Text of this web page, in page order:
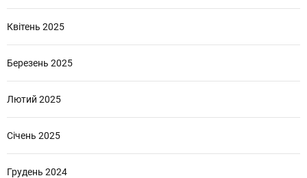
Квітень 2025
Березень 2025
Лютий 2025
Січень 2025
Грудень 2024